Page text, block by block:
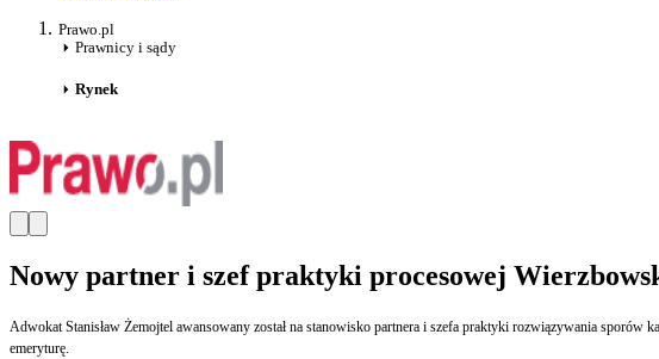
Prawo.pl
Prawnicy i sądy
Rynek
Nowy partner i szef praktyki procesowej
Adwokat Stanisław Żemojtel awansowany został na stanowisko partnera i szefa praktyki rozwiązywania
emeryturę.